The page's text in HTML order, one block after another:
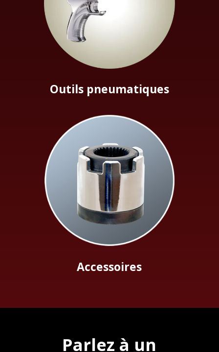
Outils pneumatiques
Accessoires
Parlez à un